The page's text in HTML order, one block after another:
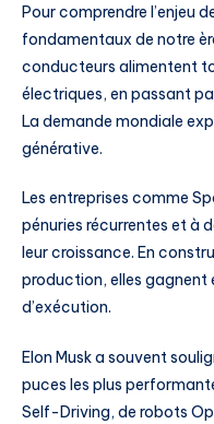
Pour comprendre l’enjeu
fondamentaux de notre
conducteurs alimentent
électriques, en passant
La demande mondiale
générative.
Les entreprises comme
pénuries récurrentes et à
leur croissance. En
production, elles gagnent
d’exécution.
Elon Musk a souvent
puces les plus
Self-Driving, de robots